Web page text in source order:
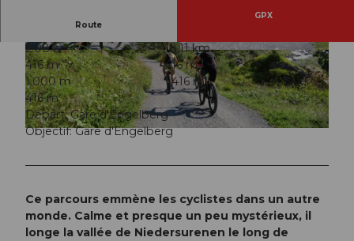
© Engelberg - Titlis Tourismus, Engelberg-Titlis Tourismus
© Engelberg - Titlis Tourismus, Engelberg-Titlis
Tourismus
© Engelberg - Titlis Tourismus, Engelberg-Titlis
Tourismus
Route
GPX
2:08 h
18,11 km
416 m
416 m
1.000 m
1.416 m
416 m
Départ: Gare d'Engelberg
Objectif: Gare d'Engelberg
Ce parcours emmène les cyclistes dans un autre
monde. Calme et presque un peu mystérieux, il
longe la vallée de Niedersurenen le long de